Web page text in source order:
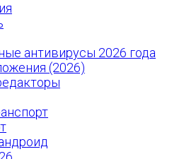
антивирусы 2026 года
(2026)